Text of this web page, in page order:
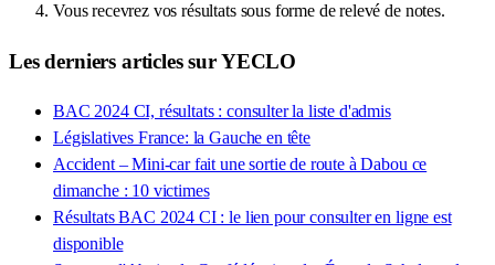
Vous recevrez vos résultats sous forme de relevé de notes.
Les derniers articles sur YECLO
BAC 2024 CI, résultats : consulter la liste d'admis
Législatives France: la Gauche en tête
Accident – Mini-car fait une sortie de route à Dabou ce
dimanche : 10 victimes
Résultats BAC 2024 CI : le lien pour consulter en ligne est
disponible